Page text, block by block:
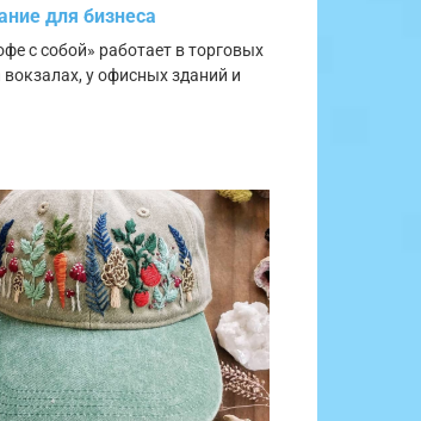
для бизнеса
с собой» работает в торговых
вокзалах, у офисных зданий и